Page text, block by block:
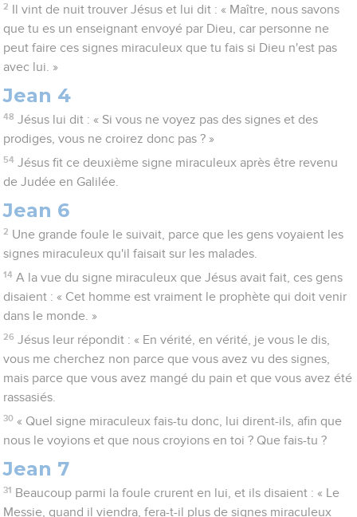
2
Il vint de nuit trouver Jésus et lui dit : « Maître, nous savons
que tu es un enseignant envoyé par Dieu, car personne ne
peut faire ces signes miraculeux que tu fais si Dieu n'est pas
avec lui. »
Jean 4
48 Jésus lui dit : « Si vous ne voyez pas des signes et des
prodiges, vous ne croirez donc pas ? »
54 Jésus fit ce deuxième signe miraculeux après être revenu
de Judée en Galilée.
Jean 6
2 Une grande foule le suivait, parce que les gens voyaient les
signes miraculeux qu'il faisait sur les malades.
14 A la vue du signe miraculeux que Jésus avait fait, ces gens
disaient : « Cet homme est vraiment le prophète qui doit venir
dans le monde. »
26 Jésus leur répondit : « En vérité, en vérité, je vous le dis,
vous me cherchez non parce que vous avez vu des signes,
mais parce que vous avez mangé du pain et que vous avez été
rassasiés.
30 « Quel signe miraculeux fais-tu donc, lui dirent-ils, afin que
nous le voyions et que nous croyions en toi ? Que fais-tu ?
Jean 7
31 Beaucoup parmi la foule crurent en lui, et ils disaient : « Le
Messie, quand il viendra, fera-t-il plus de signes miraculeux